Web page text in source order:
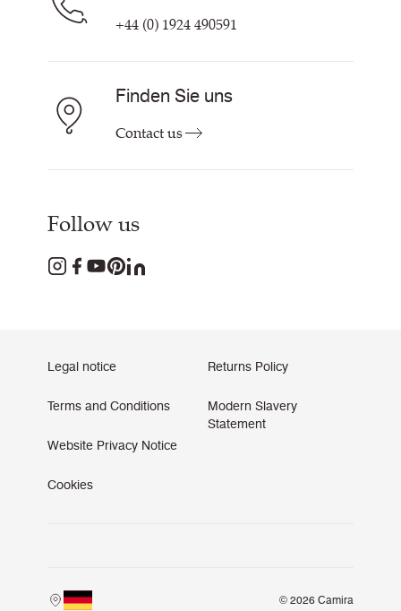
+44 (0) 1924 490591
Finden Sie uns
Contact us
Follow us
Legal notice
Terms and Conditions
Website Privacy Notice
Cookies
Returns Policy
Modern Slavery
Statement
© 2026 Camira